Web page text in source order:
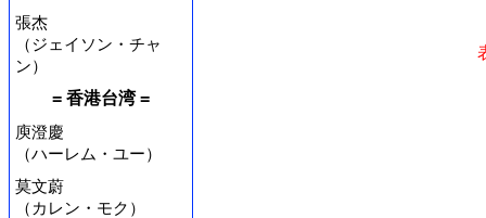
張杰
（ジェイソン・チャ
ン）
= 香港台湾 =
庾澄慶
（ハーレム・ユー）
莫文蔚
（カレン・モク）